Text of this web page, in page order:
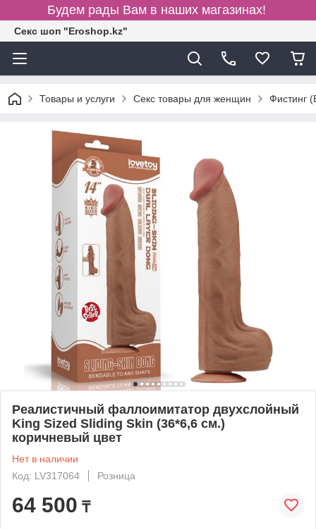
Будем рады Вам в наших магазинах!
Секс шоп "Eroshop.kz"
Товары и услуги Секс товары для женщин Фистинг
Реалистичный фаллоимитатор двухслойный
King Sized Sliding Skin (36*6,6 см.)
коричневый цвет
Нет в наличии
Код: LV317064
Розница
64 500 ₸